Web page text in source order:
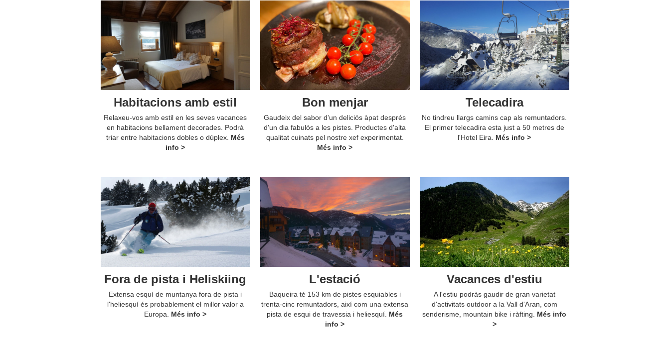
Habitacions amb estil
Relaxeu-vos amb estil en les seves vacances
en habitacions bellament decorades. Podrà
triar entre habitacions dobles o dúplex. Més
info >
Bon menjar
Gaudeix del sabor d'un deliciós àpat després
d'un dia fabulós a les pistes. Productes d'alta
qualitat cuinats pel nostre xef experimentat.
Més info >
Telecadira
No tindreu llargs camins cap als remuntadors.
El primer telecadira esta just a 50 metres de
l'Hotel Eira. Més info >
Fora de pista i Heliskiing
Extensa esquí de muntanya fora de pista i
l'heliesquí és probablement el millor valor a
Europa. Més info >
L'estació
Baqueira té 153 km de pistes esquiables i
trenta-cinc remuntadors, així com una extensa
pista de esqui de travessia i heliesquí. Més
info >
Vacances d'estiu
A l'estiu podràs gaudir de gran varietat
d'activitats outdoor a la Vall d'Aran, com
senderisme, mountain bike i ràfting. Més info
>